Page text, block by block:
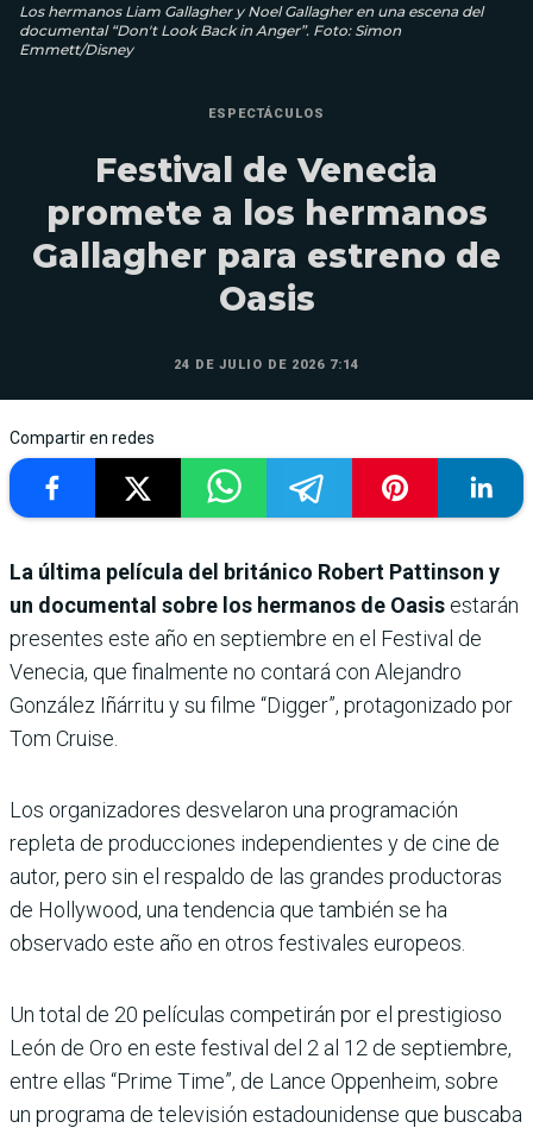
Los hermanos Liam Gallagher y Noel Gallagher en una escena del
documental “Don't Look Back in Anger”. Foto: Simon
Emmett/Disney
ESPECTÁCULOS
Festival de Venecia
promete a los hermanos
Gallagher para estreno de
Oasis
24 DE JULIO DE 2026 7:14
Compartir en redes
La última película del británico Robert Pattinson y
un documental sobre los hermanos de Oasis estarán
presentes este año en septiembre en el Festival de
Venecia, que finalmente no contará con Alejandro
González Iñárritu y su filme “Digger”, protagonizado por
Tom Cruise.
Los organizadores desvelaron una programación
repleta de producciones independientes y de cine de
autor, pero sin el respaldo de las grandes productoras
de Hollywood, una tendencia que también se ha
observado este año en otros festivales europeos.
Un total de 20 películas competirán por el prestigioso
León de Oro en este festival del 2 al 12 de septiembre,
entre ellas “Prime Time”, de Lance Oppenheim, sobre
un programa de televisión estadounidense que buscaba